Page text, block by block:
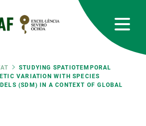
STUDYING SPATIOTEMPORAL
VARIATION WITH SPECIES
(SDM) IN A CONTEXT OF GLOBAL